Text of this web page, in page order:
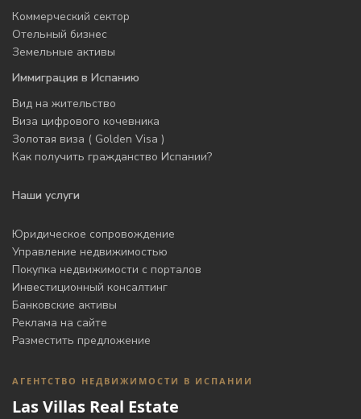
Коммерческий сектор
Отельный бизнес
Земельные активы
Иммиграция в Испанию
Вид на жительство
Виза цифрового кочевника
Золотая виза ( Golden Visa )
Как получить гражданство Испании?
Наши услуги
Юридическое сопровождение
Управление недвижимостью
Покупка недвижимости с порталов
Инвестиционный консалтинг
Банковские активы
Реклама на сайте
Разместить предложение
АГЕНТСТВО НЕДВИЖИМОСТИ В ИСПАНИИ
Las Villas Real Estate